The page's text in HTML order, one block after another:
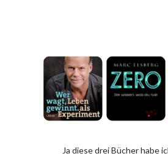
Ja diese drei Bücher habe